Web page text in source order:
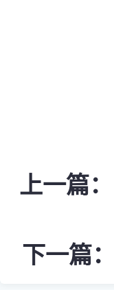
上一篇：
下一篇：